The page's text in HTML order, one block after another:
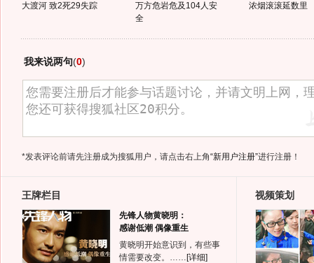
大渡河 致2死29失踪
万方危岩危及104人安
全
浓烟滚滚延数里
我来说两句(0)
*发表评论前请先注册成为搜狐用户，请点击右上角“新用户注册”进行注册！
王牌栏目
先锋人物黄晓明：
感谢低潮 偶像重生
黄晓明开始意识到，有些事
情需要改变。…… [详细]
视频策划